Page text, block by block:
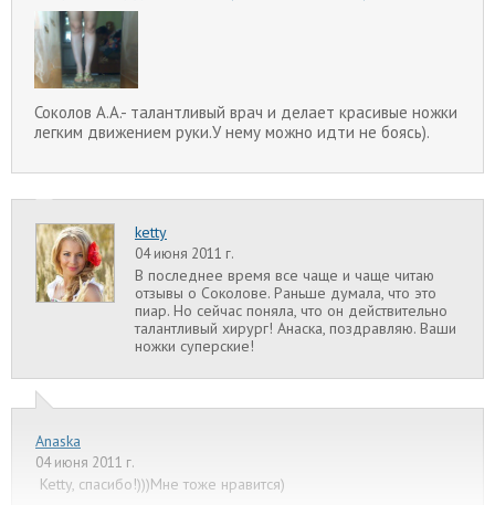
Соколов А.А.- талантливый врач и делает красивые ножки
легким движением руки.У нему можно идти не боясь).
ketty
04 июня 2011 г.
В последнее время все чаще и чаще читаю
отзывы о Соколове. Раньше думала, что это
пиар. Но сейчас поняла, что он действительно
талантливый хирург! Анаска, поздравляю. Ваши
ножки суперские!
Anaska
04 июня 2011 г.
Ketty, спасибо!)))Мне тоже нравится)